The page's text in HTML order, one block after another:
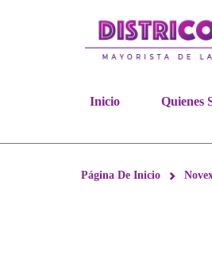
Inicio Quienes
Página De Inicio